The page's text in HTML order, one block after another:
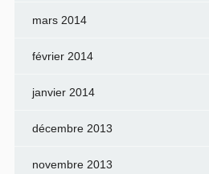
mars 2014
février 2014
janvier 2014
décembre 2013
novembre 2013